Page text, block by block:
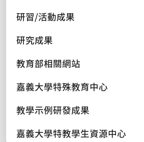
研習/活動成果
研究成果
教育部相關網站
嘉義大學特殊教育中心
教學示例研發成果
嘉義大學特教學生資源中心